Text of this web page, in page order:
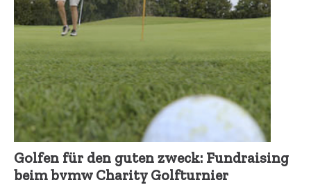
Golfen für den guten zweck: Fundraising
beim bvmw Charity Golfturnier